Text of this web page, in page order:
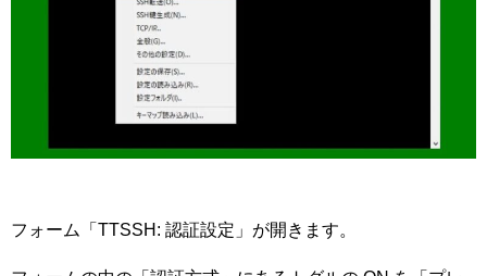
フォーム「TTSSH: 認証設定」が開きます。